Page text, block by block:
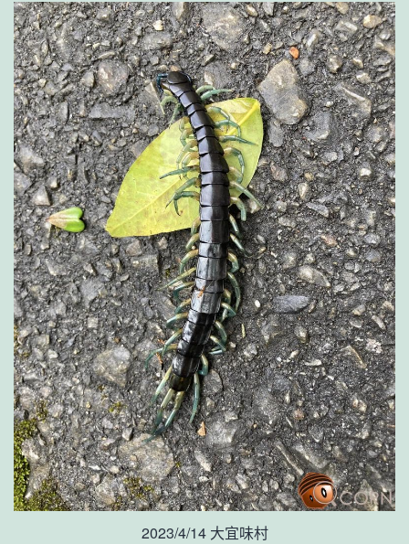
2023/4/14 大宜味村